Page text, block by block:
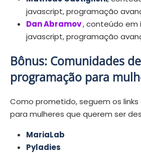
javascript, programação
Dan Abramov, conteúdo em
javascript, programação
Bônus: Comunidades de
programação para
Como prometido, seguem os
para mulheres que querem ser
MariaLab
Pyladies